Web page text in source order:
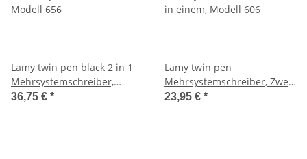
Lamy twin pen black 2 in 1
Mehrsystemschreiber,
Modell 656
36,75 € *
Lamy twin pen
Mehrsystemschreiber, Zwei
in einem, Modell 606
23,95 € *